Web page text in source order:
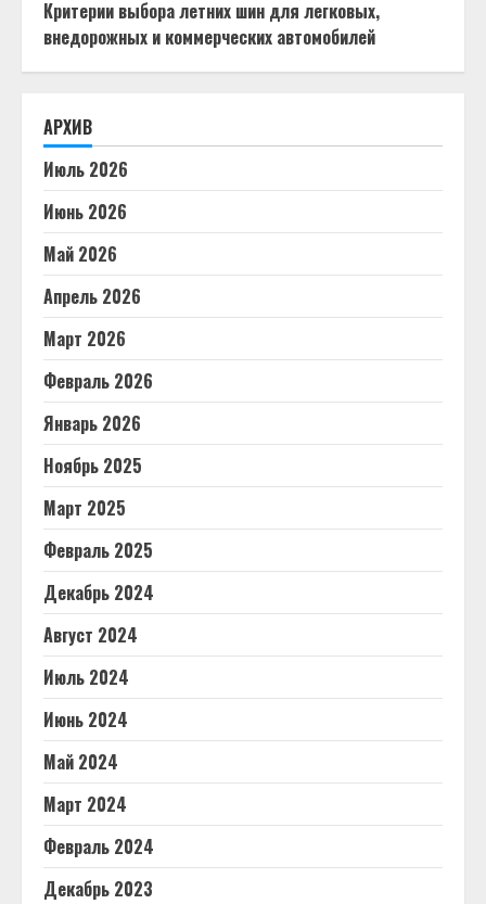
Критерии выбора летних шин для легковых,
внедорожных и коммерческих автомобилей
АРХИВ
Июль 2026
Июнь 2026
Май 2026
Апрель 2026
Март 2026
Февраль 2026
Январь 2026
Ноябрь 2025
Март 2025
Февраль 2025
Декабрь 2024
Август 2024
Июль 2024
Июнь 2024
Май 2024
Март 2024
Февраль 2024
Декабрь 2023